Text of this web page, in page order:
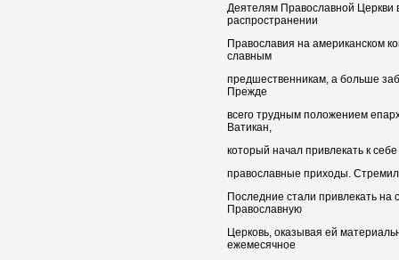
Деятелям Православной Церкви
распространении
Православия на американском
славным
предшественникам, а больше
Прежде
всего трудным положением
Ватикан,
который начал привлекать к
православные приходы.
Последние стали привлекать
Православную
Церковь, оказывая ей
ежемесячное